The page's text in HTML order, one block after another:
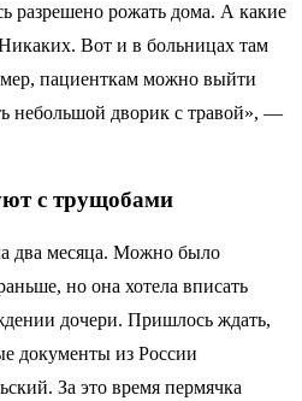
разрешено рожать дома. А какие
Вот и в больницах там
пациенткам можно выйти
небольшой дворик с травой», —
с трущобами
два месяца. Можно было
но она хотела вписать
дочери. Пришлось ждать,
документы из России
За это время пермячка